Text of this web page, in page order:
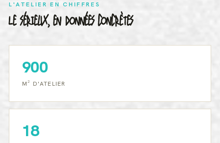
L'ATELIER EN CHIFFRES
LE SÉRIEUX, EN DONNÉES CONCRÈTES
900
M² D'ATELIER
18